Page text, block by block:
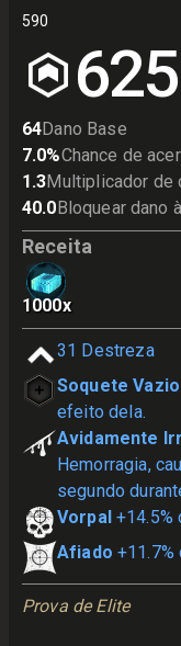
590
625
64Dano Base
7.0%Chance de
1.3Multiplicador de
40.0Bloquear dano
Receita
1000x
31 Destreza
Soquete Vazio
efeito dela.
Avidamente
Hemorragia,
segundo
Vorpal +14.5%
Afiado +11.7%
Prova de Elite